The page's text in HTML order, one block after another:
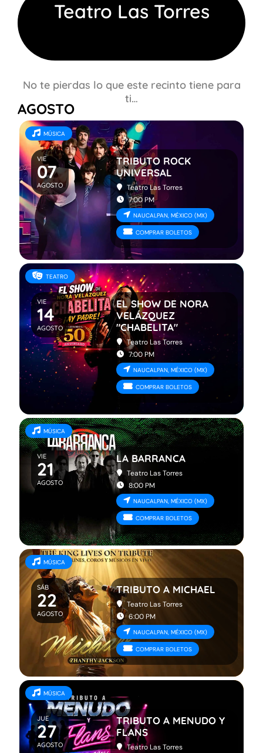
Eventos en todo México
🇲🇽
Teatro Las Torres
No te pierdas lo que este recinto tiene para
ti…
AGOSTO
MÚSICA
VIE
07
AGOSTO
TRIBUTO ROCK
UNIVERSAL
Teatro Las Torres
7:00 PM
NAUCALPAN, MÉXICO (MX)
COMPRAR BOLETOS
TEATRO
VIE
14
AGOSTO
EL SHOW DE NORA
VELÁZQUEZ
"CHABELITA"
Teatro Las Torres
7:00 PM
NAUCALPAN, MÉXICO (MX)
COMPRAR BOLETOS
MÚSICA
VIE
21
AGOSTO
LA BARRANCA
Teatro Las Torres
8:00 PM
NAUCALPAN, MÉXICO (MX)
COMPRAR BOLETOS
MÚSICA
SÁB
22
AGOSTO
TRIBUTO A MICHAEL
Teatro Las Torres
6:00 PM
NAUCALPAN, MÉXICO (MX)
COMPRAR BOLETOS
MÚSICA
JUE
27
AGOSTO
TRIBUTO A MENUDO Y
FLANS
Teatro Las Torres